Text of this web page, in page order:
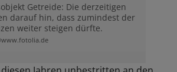
Getreide: Die derzeitigen
darauf hin, dass zumindest der
weiter steigen dürfte.